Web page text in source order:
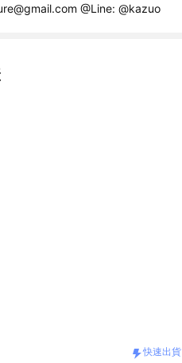
@Line: @kazuo
快速出貨